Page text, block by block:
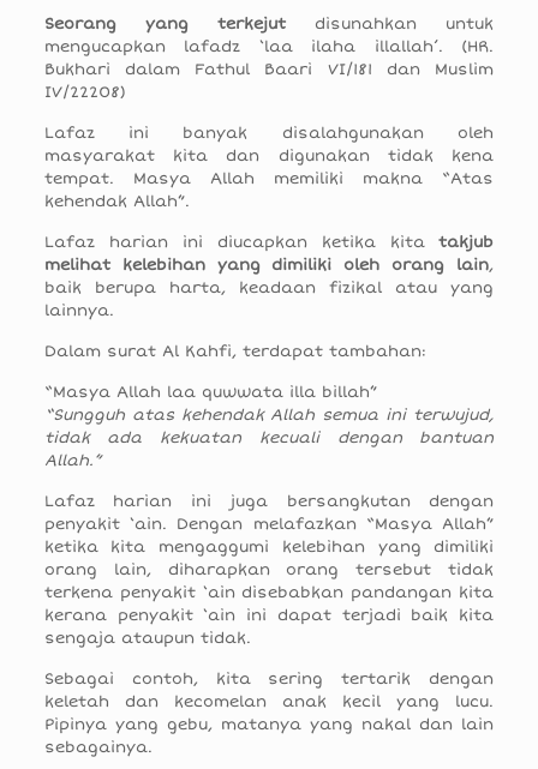
Seorang yang terkejut disunahkan untuk
mengucapkan lafadz ‘laa ilaha illallah’. (HR.
Bukhari dalam Fathul Baari VI/181 dan Muslim
IV/22208)
Lafaz ini banyak disalahgunakan oleh
masyarakat kita dan digunakan tidak kena
tempat. Masya Allah memiliki makna “Atas
kehendak Allah”.
Lafaz harian ini diucapkan ketika kita takjub
melihat kelebihan yang dimiliki oleh orang lain,
baik berupa harta, keadaan fizikal atau yang
lainnya.
Dalam surat Al Kahfi, terdapat tambahan:
“Masya Allah laa quwwata illa billah”
“Sungguh atas kehendak Allah semua ini terwujud,
tidak ada kekuatan kecuali dengan bantuan
Allah.”
Lafaz harian ini juga bersangkutan dengan
penyakit ‘ain. Dengan melafazkan “Masya Allah”
ketika kita mengaggumi kelebihan yang dimiliki
orang lain, diharapkan orang tersebut tidak
terkena penyakit ‘ain disebabkan pandangan kita
kerana penyakit ‘ain ini dapat terjadi baik kita
sengaja ataupun tidak.
Sebagai contoh, kita sering tertarik dengan
keletah dan kecomelan anak kecil yang lucu.
Pipinya yang gebu, matanya yang nakal dan lain
sebagainya.